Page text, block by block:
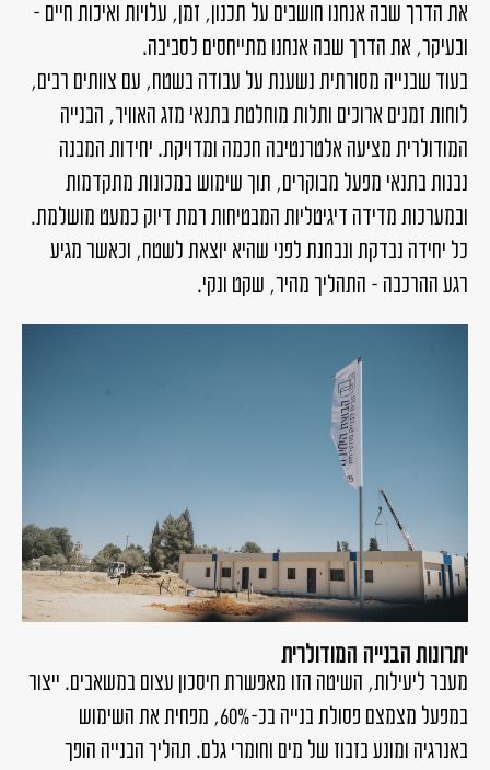
את הדרך שבה אנחנו חושבים על תכנון, זמן, עלויות ואיכות חיים –
ובעיקר, את הדרך שבה אנחנו מתייחסים לסביבה.
בעוד שבנייה מסורתית נשענת על עבודה בשטח, עם צוותים רבים,
לוחות זמנים ארוכים ותלות מוחלטת בתנאי מזג האוויר, הבנייה
המודולרית מציעה אלטרנטיבה חכמה ומדויקת. יחידות המבנה
נבנות בתנאי מפעל מבוקרים, תוך שימוש במכונות מתקדמות
ובמערכות מדידה דיגיטליות המבטיחות רמת דיוק כמעט מושלמת.
כל יחידה נבדקת ונבחנת לפני שהיא יוצאת לשטח, וכאשר מגיע
רגע ההרכבה – התהליך מהיר, שקט ונקי.
יתרונות הבנייה המודולרית
מעבר ליעילות, השיטה הזו מאפשרת חיסכון עצום במשאבים. ייצור
במפעל מצמצם פסולת בנייה בכ-60%, מפחית את השימוש
באנרגיה ומונע בזבוז של מים וחומרי גלם. תהליך הבנייה הופך